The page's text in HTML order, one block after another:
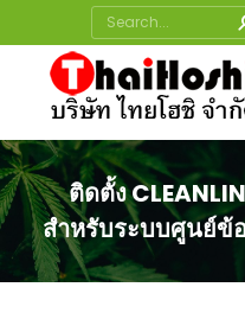
Search:
ติดตั้ง
สำหรับระบบศูนย์ข้